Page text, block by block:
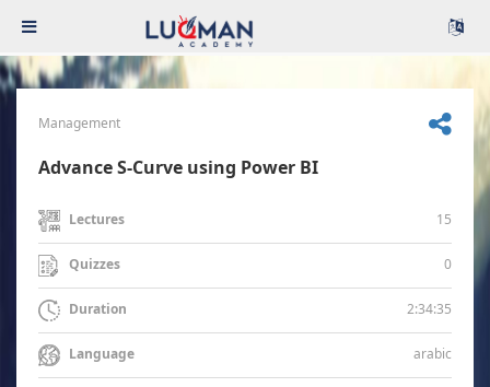
Management
Advance S-Curve using Power BI
Lectures 15
Quizzes 0
Duration 2:34:35
Language arabic